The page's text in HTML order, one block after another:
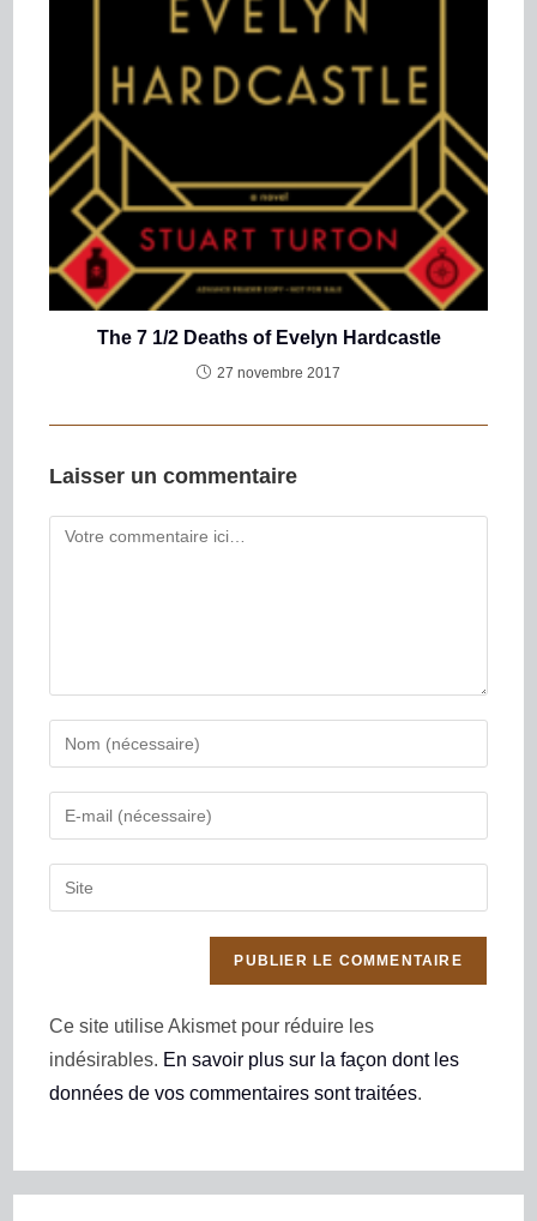
The 7 1/2 Deaths of Evelyn Hardcastle
27 novembre 2017
Laisser un commentaire
Ce site utilise Akismet pour réduire les
indésirables. En savoir plus sur la façon dont les
données de vos commentaires sont traitées.